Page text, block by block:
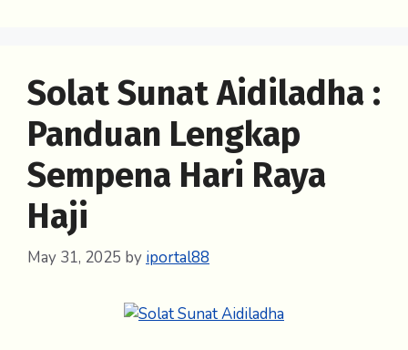
Solat Sunat Aidiladha :
Panduan Lengkap
Sempena Hari Raya
Haji
May 31, 2025 by iportal88